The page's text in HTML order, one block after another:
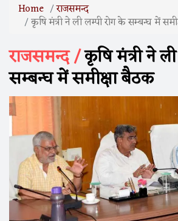
Home राजसमन्द
कृषि मंत्री ने ली लम्पी रोग के सम्बन्घ में
राजसमन्द /कृषि मंत्री ने
सम्बन्घ में समीक्षा बैठक